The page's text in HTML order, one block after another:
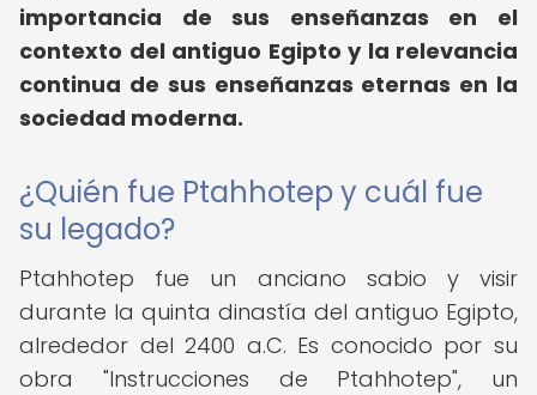
importancia de sus enseñanzas en el
contexto del antiguo Egipto y la relevancia
continua de sus enseñanzas eternas en la
sociedad moderna.
¿Quién fue Ptahhotep y cuál fue
su legado?
Ptahhotep fue un anciano sabio y visir
durante la quinta dinastía del antiguo Egipto,
alrededor del 2400 a.C. Es conocido por su
obra "Instrucciones de Ptahhotep", un